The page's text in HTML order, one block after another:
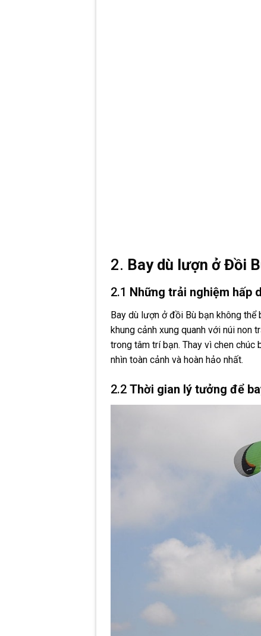
2. Bay dù lượn ở Đồi
2.1 Những trải nghiệm hấp
Bay dù lượn ở đồi Bù bạn không thể
khung cảnh xung quanh với núi non
trong tâm trí bạn. Thay vì chen
nhìn toàn cảnh và hoàn hảo nhất.
2.2 Thời gian lý tưởng để